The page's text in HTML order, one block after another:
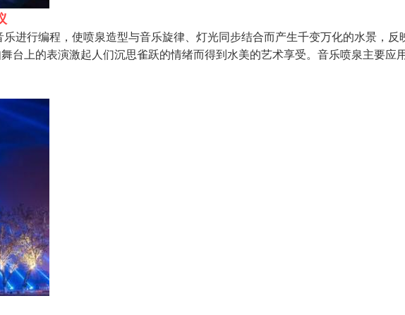
进行编程，使喷泉造型与音乐旋律、灯光同步结合而产生千变万化的水景，反
台上的表演激起人们沉思雀跃的情绪而得到水美的艺术享受。音乐喷泉主要应